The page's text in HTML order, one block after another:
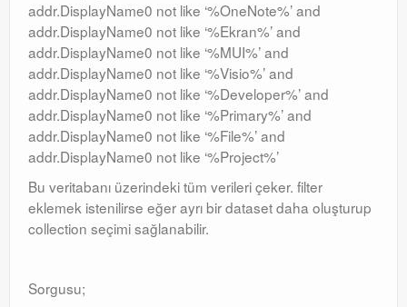
addr.DisplayName0 not like ‘%OneNote%’ and
addr.DisplayName0 not like ‘%Ekran%’ and
addr.DisplayName0 not like ‘%MUI%’ and
addr.DisplayName0 not like ‘%Visio%’ and
addr.DisplayName0 not like ‘%Developer%’ and
addr.DisplayName0 not like ‘%Primary%’ and
addr.DisplayName0 not like ‘%File%’ and
addr.DisplayName0 not like ‘%Project%’
Bu veritabanı üzerindeki tüm verileri çeker. filter
eklemek istenilirse eğer ayrı bir dataset daha oluşturup
collection seçimi sağlanabilir.
Sorgusu;